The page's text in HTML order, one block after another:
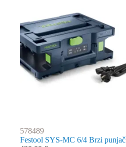
578489
Festool SYS-MC 6/4 Brzi punjač